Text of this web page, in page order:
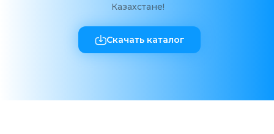
Скачать каталог
Казахстане!